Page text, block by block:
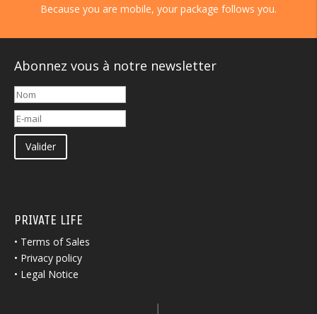
Because you are mobile, your package follows you.
Abonnez vous à notre newsletter
Valider
PRIVATE LIFE
• Terms of Sales
• Privacy policy
• Legal Notice